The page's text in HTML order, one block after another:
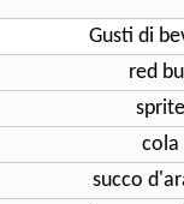
Gusti di
red
cola
succo